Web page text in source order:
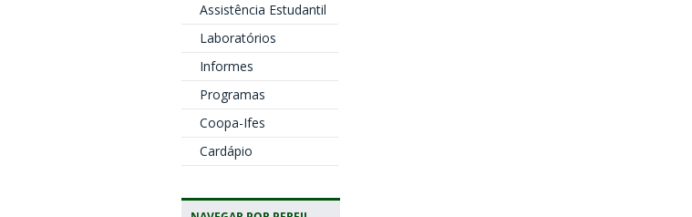
Assistência Estudantil
Laboratórios
Informes
Programas
Coopa-Ifes
Cardápio